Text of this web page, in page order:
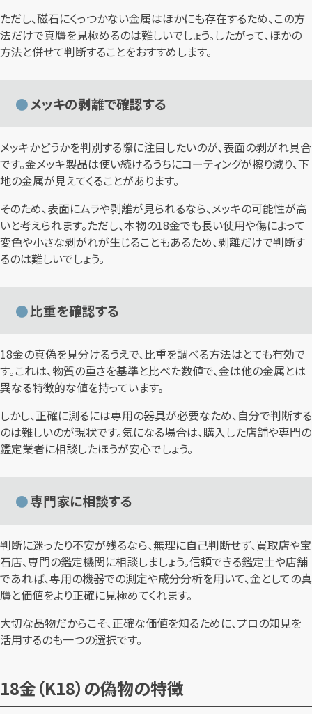
ただし、磁石にくっつかない金属はほかにも存在するため、この方
法だけで真贋を見極めるのは難しいでしょう。したがって、ほかの
方法と併せて判断することをおすすめします。
メッキの剥離で確認する
メッキかどうかを判別する際に注目したいのが、表面の剥がれ具合
です。金メッキ製品は使い続けるうちにコーティングが擦り減り、下
地の金属が見えてくることがあります。
そのため、表面にムラや剥離が見られるなら、メッキの可能性が高
いと考えられます。ただし、本物の18金でも長い使用や傷によって
変色や小さな剥がれが生じることもあるため、剥離だけで判断す
るのは難しいでしょう。
比重を確認する
18金の真偽を見分けるうえで、比重を調べる方法はとても有効で
す。これは、物質の重さを基準と比べた数値で、金は他の金属とは
異なる特徴的な値を持っています。
しかし、正確に測るには専用の器具が必要なため、自分で判断する
のは難しいのが現状です。気になる場合は、購入した店舗や専門の
鑑定業者に相談したほうが安心でしょう。
専門家に相談する
判断に迷ったり不安が残るなら、無理に自己判断せず、買取店や宝
石店、専門の鑑定機関に相談しましょう。信頼できる鑑定士や店舗
であれば、専用の機器での測定や成分分析を用いて、金としての真
贋と価値をより正確に見極めてくれます。
大切な品物だからこそ、正確な価値を知るために、プロの知見を
活用するのも一つの選択です。
18金（K18）の偽物の特徴